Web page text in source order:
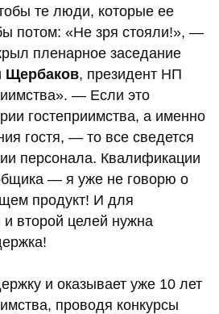
те люди, которые ее
потом: «Не зря стояли!», —
пленарное заседание
Щербаков, президент НП
— Если это
гостеприимства, а именно
гостя, — то все сведется
персонала. Квалификации
— я уже не говорю о
продукт! И для
второй целей нужна
и оказывает уже 10 лет
проводя конкурсы